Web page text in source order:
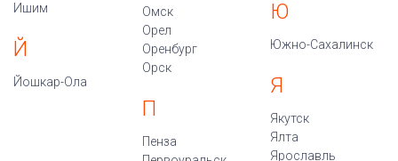
Ишим
Й
Йошкар-Ола
Омск
Орел
Оренбург
Орск
П
Пенза
Ю
Южно-Сахалинск
Я
Якутск
Ялта
Ярославль